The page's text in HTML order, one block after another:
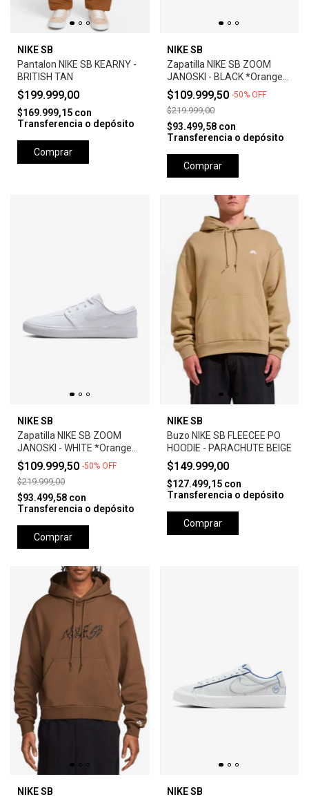
NIKE SB
Pantalon NIKE SB KEARNY -
BRITISH TAN
$199.999,00
$169.999,15 con
Transferencia o depósito
Comprar
NIKE SB
Zapatilla NIKE SB ZOOM
JANOSKI - BLACK *Orange
Label*
$109.999,50 -50% OFF
$219.999,00
$93.499,58 con
Transferencia o depósito
Comprar
NIKE SB
Zapatilla NIKE SB ZOOM
JANOSKI - WHITE *Orange
Label*
$109.999,50 -50% OFF
$219.999,00
$93.499,58 con
Transferencia o depósito
Comprar
NIKE SB
Buzo NIKE SB FLEECEE PO
HOODIE - PARACHUTE BEIGE
$149.999,00
$127.499,15 con
Transferencia o depósito
Comprar
NIKE SB
NIKE SB